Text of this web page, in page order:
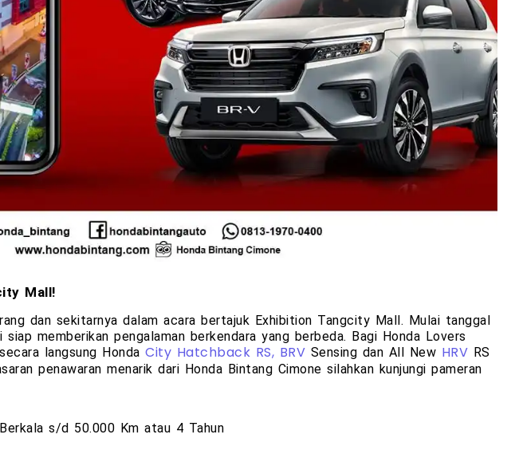
Mall!
dan sekitarnya dalam acara bertajuk Exhibition Tangcity Mall. Mulai tanggal
memberikan pengalaman berkendara yang berbeda. Bagi Honda Lovers
langsung Honda City Hatchback RS, BRV Sensing dan All New HRV RS
penawaran menarik dari Honda Bintang Cimone silahkan kunjungi pameran
s/d 50.000 Km atau 4 Tahun